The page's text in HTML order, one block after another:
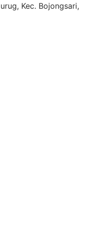
Kec. Bojongsari,